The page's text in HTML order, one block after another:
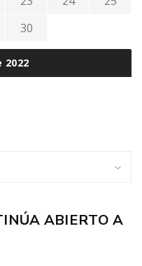
2022
30
ABIERTO A